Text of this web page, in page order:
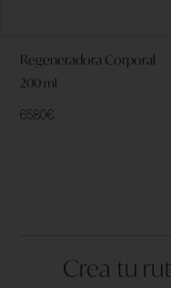
Regeneradora Corporal
200 ml
65,80€
Crea tu